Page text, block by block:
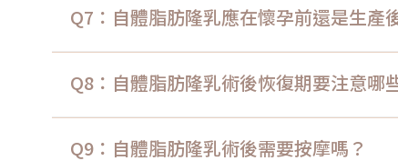
Q7：自體脂肪隆乳應在懷孕前還是生產
Q8：自體脂肪隆乳術後恢復期要注意哪
Q9：自體脂肪隆乳術後需要按摩嗎？